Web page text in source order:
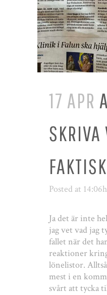
17 APR
SKRIVA
Posted at 14:06h
Ja det är inte
jag vet vad jag
fallet när det
reaktioner
lönelistor.
mest i en
svårt att tycka